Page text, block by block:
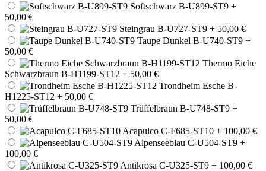
Softschwarz B-U899-ST9 +
50,00 €
Steingrau B-U727-ST9 + 50,00 €
Taupe Dunkel B-U740-ST9 +
50,00 €
Thermo Eiche
Schwarzbraun B-H1199-ST12 + 50,00 €
Trondheim Esche B-
H1225-ST12 + 50,00 €
Trüffelbraun B-U748-ST9 +
50,00 €
Acapulco C-F685-ST10 + 100,00 €
Alpenseeblau C-U504-ST9 +
100,00 €
Antikrosa C-U325-ST9 + 100,00 €